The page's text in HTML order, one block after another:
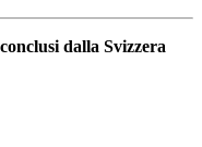
dalla Svizzera